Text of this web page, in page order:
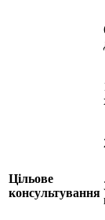
Цільове
консультування